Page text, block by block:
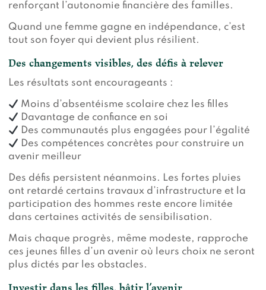
renforçant l’autonomie financière des familles.
Quand une femme gagne en indépendance, c’est
tout son foyer qui devient plus résilient.
Des changements visibles, des défis à relever
Les résultats sont encourageants :
Moins d’absentéisme scolaire chez les filles
Davantage de confiance en soi
Des communautés plus engagées pour l’égalité
Des compétences concrètes pour construire un
avenir meilleur
Des défis persistent néanmoins. Les fortes pluies
ont retardé certains travaux d’infrastructure et la
participation des hommes reste encore limitée
dans certaines activités de sensibilisation.
Mais chaque progrès, même modeste, rapproche
ces jeunes filles d’un avenir où leurs choix ne seront
plus dictés par les obstacles.